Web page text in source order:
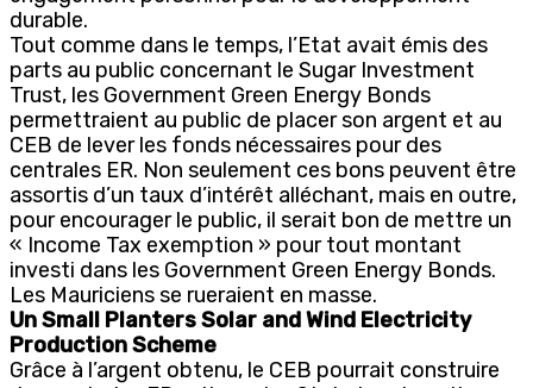
durable.
Tout comme dans le temps, l’Etat avait émis des
parts au public concernant le Sugar Investment
Trust, les Government Green Energy Bonds
permettraient au public de placer son argent et au
CEB de lever les fonds nécessaires pour des
centrales ER. Non seulement ces bons peuvent être
assortis d’un taux d’intérêt alléchant, mais en outre,
pour encourager le public, il serait bon de mettre un
« Income Tax exemption » pour tout montant
investi dans les Government Green Energy Bonds.
Les Mauriciens se rueraient en masse.
Un Small Planters Solar and Wind Electricity
Production Scheme
Grâce à l’argent obtenu, le CEB pourrait construire